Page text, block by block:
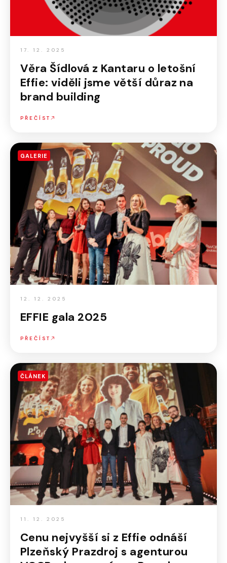
17. 12. 2025
Věra Šídlová z Kantaru o letošní
Effie: viděli jsme větší důraz na
brand building
PŘEČÍST
GALERIE
12. 12. 2025
EFFIE gala 2025
PŘEČÍST
ČLÁNEK
11. 12. 2025
Cenu nejvyšší si z Effie odnáší
Plzeňský Prazdroj s agenturou